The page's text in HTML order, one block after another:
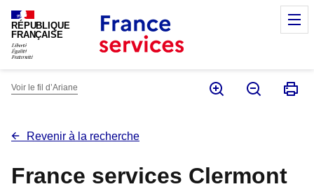
RÉPUBLIQUE
FRANÇAISE
Voir le fil d’Ariane
Revenir à la recherche
France services Clermont